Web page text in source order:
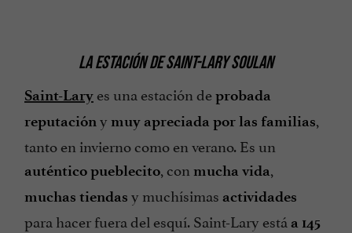
LA ESTACIÓN DE SAINT-LARY SOULAN
Saint-Lary es una estación deprobada
reputacióny muy apreciada por las familias,
tanto en invierno como en verano. Es un
auténtico pueblecito, con mucha vida,
muchas tiendas y muchísimas actividades
para hacer fuera del esquí. Saint-Lary está a 145